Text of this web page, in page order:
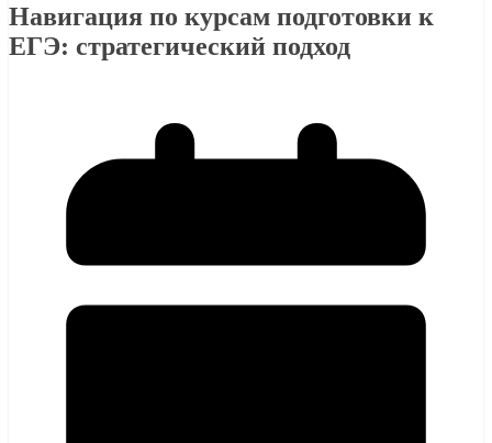
Навигация по курсам подготовки к
ЕГЭ: стратегический подход